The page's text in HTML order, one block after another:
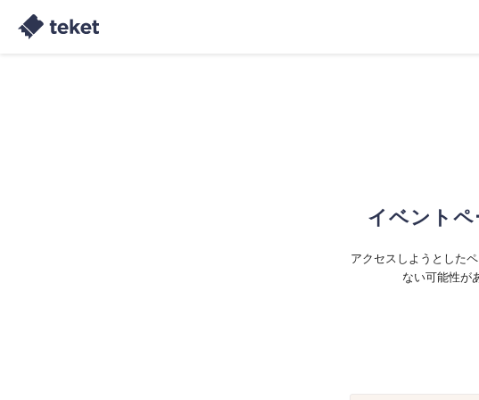
イベントペ
アクセスしようとした
ない可能性が